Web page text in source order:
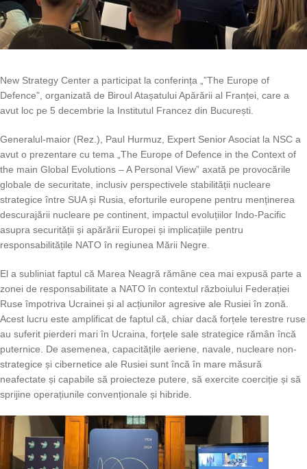
New Strategy Center a participat la conferința „”The Europe of
Defence”, organizată de Biroul Atașatului Apărării al Franței, care a
avut loc pe 5 decembrie la Institutul Francez din București.
Generalul-maior (Rez.), Paul Hurmuz, Expert Senior Asociat la NSC a
avut o prezentare cu tema „The Europe of Defence in the Context of
the main Global Evolutions – A Personal View” axată pe provocările
globale de securitate, inclusiv perspectivele stabilității nucleare
strategice între SUA și Rusia, eforturile europene pentru menținerea
descurajării nucleare pe continent, impactul evoluțiilor Indo-Pacific
asupra securității și apărării Europei și implicațiile pentru
responsabilitățile NATO în regiunea Mării Negre.
El a subliniat faptul că Marea Neagră rămâne cea mai expusă parte a
zonei de responsabilitate a NATO în contextul războiului Federației
Ruse împotriva Ucrainei și al acțiunilor agresive ale Rusiei în zonă.
Acest lucru este amplificat de faptul că, chiar dacă forțele terestre ruse
au suferit pierderi mari în Ucraina, forțele sale strategice rămân încă
puternice. De asemenea, capacitățile aeriene, navale, nucleare non-
strategice și cibernetice ale Rusiei sunt încă în mare măsură
neafectate și capabile să proiecteze putere, să exercite coerciție și să
sprijine operațiunile convenționale și hibride.